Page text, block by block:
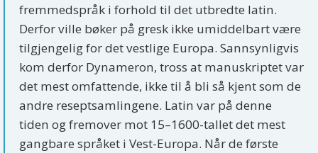
fremmedspråk i forhold til det utbredte latin.
Derfor ville bøker på gresk ikke umiddelbart være
tilgjengelig for det vestlige Europa. Sannsynligvis
kom derfor Dynameron, tross at manuskriptet var
det mest omfattende, ikke til å bli så kjent som de
andre reseptsamlingene. Latin var på denne
tiden og fremover mot 15–1600-tallet det mest
gangbare språket i Vest-Europa. Når de første